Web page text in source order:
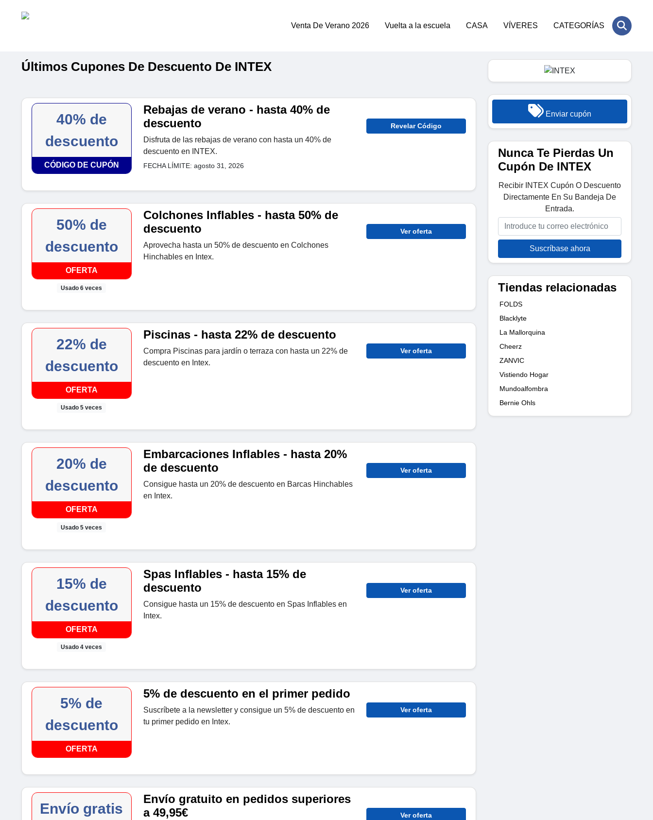
Venta De Verano 2026 Vuelta a la escuela CASA VÍVERES CATEGORÍAS
Últimos Cupones De Descuento De INTEX
40% de
descuento
CÓDIGO DE CUPÓN
Rebajas de verano - hasta 40% de
descuento
Disfruta de las rebajas de verano con hasta un 40% de
descuento en INTEX.
FECHA LÍMITE: agosto 31, 2026
Revelar Código
50% de
descuento
OFERTA
Usado 6 veces
Colchones Inflables - hasta 50% de
descuento
Aprovecha hasta un 50% de descuento en Colchones
Hinchables en Intex.
Ver oferta
22% de
descuento
OFERTA
Usado 5 veces
Piscinas - hasta 22% de descuento
Compra Piscinas para jardín o terraza con hasta un 22% de
descuento en Intex.
Ver oferta
20% de
descuento
OFERTA
Usado 5 veces
Embarcaciones Inflables - hasta 20%
de descuento
Consigue hasta un 20% de descuento en Barcas Hinchables
en Intex.
Ver oferta
15% de
descuento
OFERTA
Usado 4 veces
Spas Inflables - hasta 15% de
descuento
Consigue hasta un 15% de descuento en Spas Inflables en
Intex.
Ver oferta
5% de
descuento
OFERTA
5% de descuento en el primer pedido
Suscríbete a la newsletter y consigue un 5% de descuento en
tu primer pedido en Intex.
Ver oferta
Envío gratis
Envío gratuito en pedidos superiores
a 49,95€
Ver oferta
Enviar cupón
Nunca Te Pierdas Un
Cupón De INTEX
Recibir INTEX Cupón O Descuento
Directamente En Su Bandeja De
Entrada.
Suscríbase ahora
Tiendas relacionadas
FOLDS
Blacklyte
La Mallorquina
Cheerz
ZANVIC
Vistiendo Hogar
Mundoalfombra
Bernie Ohls